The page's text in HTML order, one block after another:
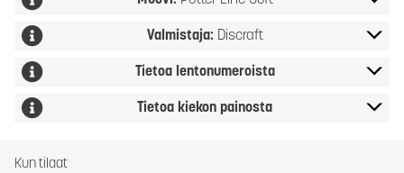
Valmistaja: Discraft
Tietoa lentonumeroista
Tietoa kiekon painosta
Kun tilaat